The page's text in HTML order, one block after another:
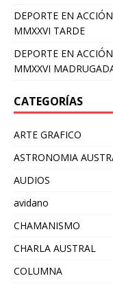
DEPORTE EN
MMXXVI TARDE
DEPORTE EN
MMXXVI
CATEGORÍAS
ARTE GRAFICO
ASTRONOMIA
AUDIOS
avidano
CHAMANISMO
CHARLA AUSTRAL
COLUMNA